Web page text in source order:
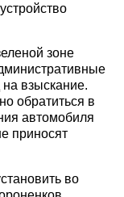
зоне
взыскание.
обратиться в
автомобиля
приносят
во